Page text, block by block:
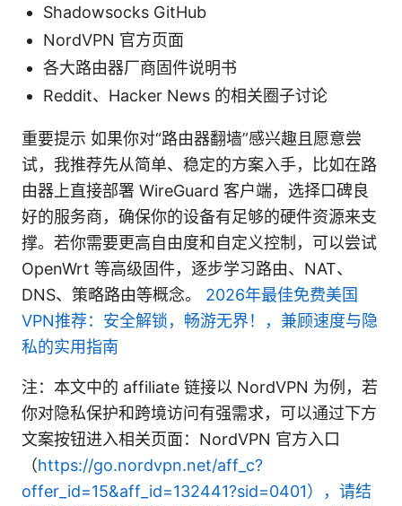
Shadowsocks GitHub
NordVPN 官方页面
各大路由器厂商固件说明书
Reddit、Hacker News 的相关圈子讨论
重要提示 如果你对“路由器翻墙”感兴趣且愿意尝
试，我推荐先从简单、稳定的方案入手，比如在路
由器上直接部署 WireGuard 客户端，选择口碑良
好的服务商，确保你的设备有足够的硬件资源来支
撑。若你需要更高自由度和自定义控制，可以尝试
OpenWrt 等高级固件，逐步学习路由、NAT、
DNS、策略路由等概念。 2026年最佳免费美国
VPN推荐：安全解锁，畅游无界！，兼顾速度与隐
私的实用指南
注：本文中的 affiliate 链接以 NordVPN 为例，若
你对隐私保护和跨境访问有强需求，可以通过下方
文案按钮进入相关页面：NordVPN 官方入口
（https://go.nordvpn.net/aff_c?
offer_id=15&aff_id=132441?sid=0401），请结